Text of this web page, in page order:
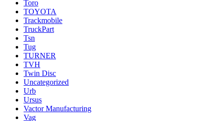
Toro
TOYOTA
Trackmobile
TruckPart
Tsn
Tug
TURNER
TVH
Twin Disc
Uncategorized
Urb
Ursus
Vactor Manufacturing
Vag